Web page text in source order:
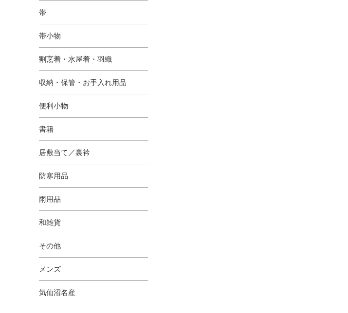
帯
帯小物
割烹着・水屋着・羽織
収納・保管・お手入れ用品
便利小物
書籍
居敷当て／裏衿
防寒用品
雨用品
和雑貨
その他
メンズ
気仙沼名産